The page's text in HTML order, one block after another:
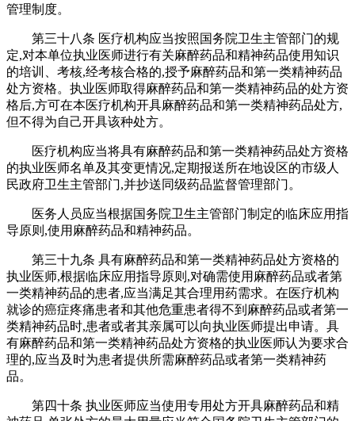
管理制度。
第三十八条 医疗机构应当按照国务院卫生主管部门的规
定,对本单位执业医师进行有关麻醉药品和精神药品使用知识
的培训、考核,经考核合格的,授予麻醉药品和第一类精神药品
处方资格。执业医师取得麻醉药品和第一类精神药品的处方资
格后,方可在本医疗机构开具麻醉药品和第一类精神药品处方,
但不得为自己开具该种处方。
医疗机构应当将具有麻醉药品和第一类精神药品处方资格
的执业医师名单及其变更情况,定期报送所在地设区的市级人
民政府卫生主管部门,并抄送同级药品监督管理部门。
医务人员应当根据国务院卫生主管部门制定的临床应用指
导原则,使用麻醉药品和精神药品。
第三十九条 具有麻醉药品和第一类精神药品处方资格的
执业医师,根据临床应用指导原则,对确需使用麻醉药品或者第
一类精神药品的患者,应当满足其合理用药需求。在医疗机构
就诊的癌症疼痛患者和其他危重患者得不到麻醉药品或者第一
类精神药品时,患者或者其亲属可以向执业医师提出申请。具
有麻醉药品和第一类精神药品处方资格的执业医师认为要求合
理的,应当及时为患者提供所需麻醉药品或者第一类精神药
品。
第四十条 执业医师应当使用专用处方开具麻醉药品和精